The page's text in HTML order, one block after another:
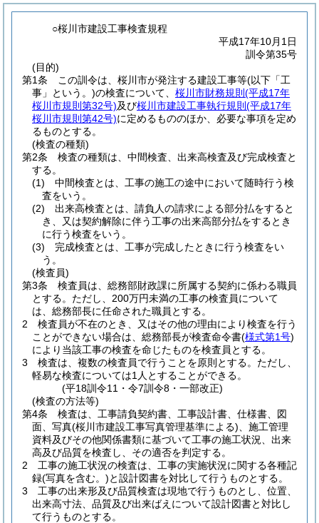
○桜川市建設工事検査規程
平成17年10月1日
訓令第35号
(目的)
第1条
この訓令は、桜川市が発注する建設工事等(以下「工
事」という。)の検査について、 桜川市財務規則 (平成17年
桜川市規則第32号)及び桜川市建設工事執行規則 (平成17年
桜川市規則第42号)に定めるもののほか、必要な事項を定め
るものとする。
(検査の種類)
第2条
検査の種類は、中間検査、出来高検査及び完成検査と
する。
(1)
中間検査とは、工事の施工の途中において随時行う検
査をいう。
(2)
出来高検査とは、請負人の請求による部分払をすると
き、又は契約解除に伴う工事の出来高部分払をするとき
に行う検査をいう。
(3)
完成検査とは、工事が完成したときに行う検査をい
う。
(検査員)
第3条
検査員は、総務部財政課に所属する契約に係わる職員
とする。 ただし、200万円未満の工事の検査員について
は、総務部長に任命された職員とする。
2
検査員が不在のとき、又はその他の理由により検査を行う
ことができない場合は、総務部長が検査命令書(様式第1号)
により当該工事の検査を命じたものを検査員とする。
3
検査は、複数の検査員で行うことを原則とする。 ただし、
軽易な検査については1人とすることができる。
(平18訓令11・令7訓令8・一部改正)
(検査の方法等)
第4条
検査は、工事請負契約書、工事設計書、仕様書、図
面、写真(桜川市建設工事写真管理基準による) 、施工管理
資料及びその他関係書類に基づいて工事の施工状況、出来
高及び品質を検査し、その適否を判定する。
2
工事の施工状況の検査は、工事の実施状況に関する各種記
録(写真を含む。)と設計図書を対比して行うものとする。
3
工事の出来形及び品質検査は現地で行うものとし、位置、
出来高寸法、品質及び出来ばえについて設計図書と対比し
て行うものとする。